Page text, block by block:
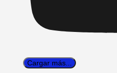
Cargar más...